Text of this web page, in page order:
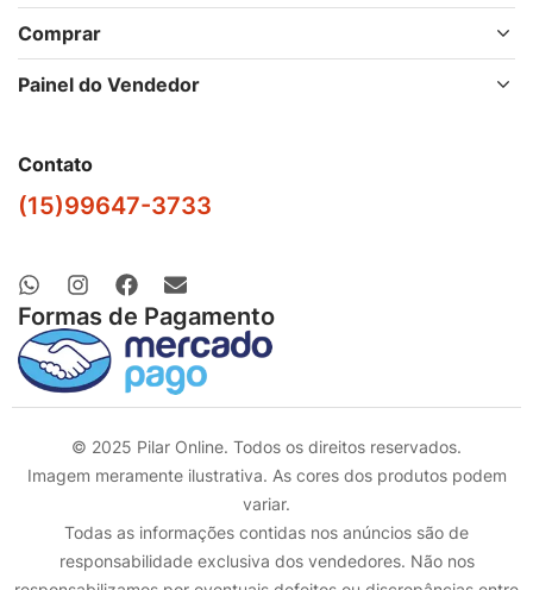
Comprar
Painel do Vendedor
Contato
(15)99647-3733
Formas de Pagamento
© 2025 Pilar Online. Todos os direitos reservados.
Imagem meramente ilustrativa. As cores dos produtos podem
variar.
Todas as informações contidas nos anúncios são de
responsabilidade exclusiva dos vendedores. Não nos